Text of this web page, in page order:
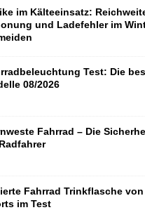
im Kälteeinsatz:
und Ladefehler im
Test: Die
08/2026
Fahrrad – Die
Fahrrad Trinkflasche von
im Test